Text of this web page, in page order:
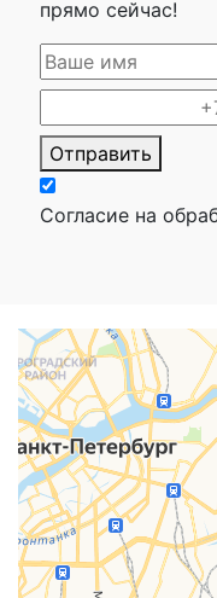
прямо сейчас!
Отправить
Согласие на